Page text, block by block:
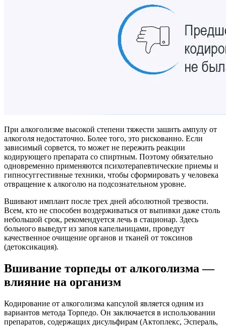
При алкоголизме высокой степени тяжести зашить ампулу от
алкоголя недостаточно. Более того, это рискованно. Если
зависимый сорвется, то может не пережить реакции
кодирующего препарата со спиртным. Поэтому обязательно
одновременно применяются психотерапевтические приемы и
гипносуггестивные техники, чтобы сформировать у человека
отвращение к алкоголю на подсознательном уровне.
Вшивают имплант после трех дней абсолютной трезвости.
Всем, кто не способен воздерживаться от выпивки даже столь
небольшой срок, рекомендуется лечь в стационар. Здесь
больного выведут из запоя капельницами, проведут
качественное очищение органов и тканей от токсинов
(детоксикация).
Вшивание торпеды от алкоголизма —
влияние на организм
Кодирование от алкоголизма капсулой является одним из
вариантов метода Торпедо. Он заключается в использовании
препаратов, содержащих дисульфирам (Актоплекс, Эспераль,